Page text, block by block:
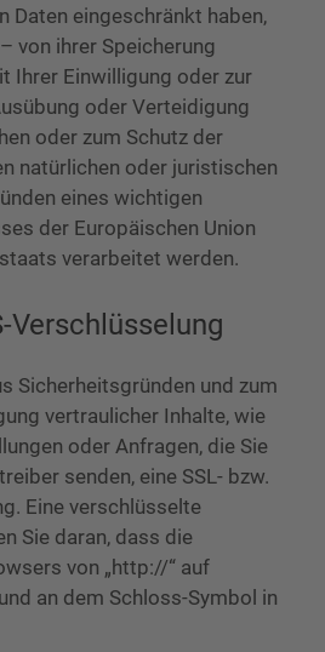
Daten eingeschränkt haben,
von ihrer Speicherung
Ihrer Einwilligung oder zur
oder Verteidigung
oder zum Schutz der
natürlichen oder juristischen
eines wichtigen
der Europäischen Union
verarbeitet werden.
Verschlüsselung
Sicherheitsgründen und zum
vertraulicher Inhalte, wie
oder Anfragen, die Sie
senden, eine SSL- bzw.
Eine verschlüsselte
Sie daran, dass die
von „http://“ auf
an dem Schloss-Symbol in